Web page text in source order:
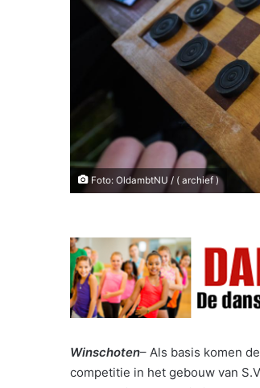
Foto: OldambtNU / ( archief )
Winschoten– Als basis komen
competitie in het gebouw van